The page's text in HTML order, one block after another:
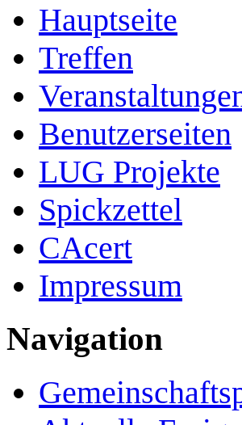
Hauptseite
Treffen
Benutzerseiten
LUG Projekte
Spickzettel
CAcert
Impressum
Navigation